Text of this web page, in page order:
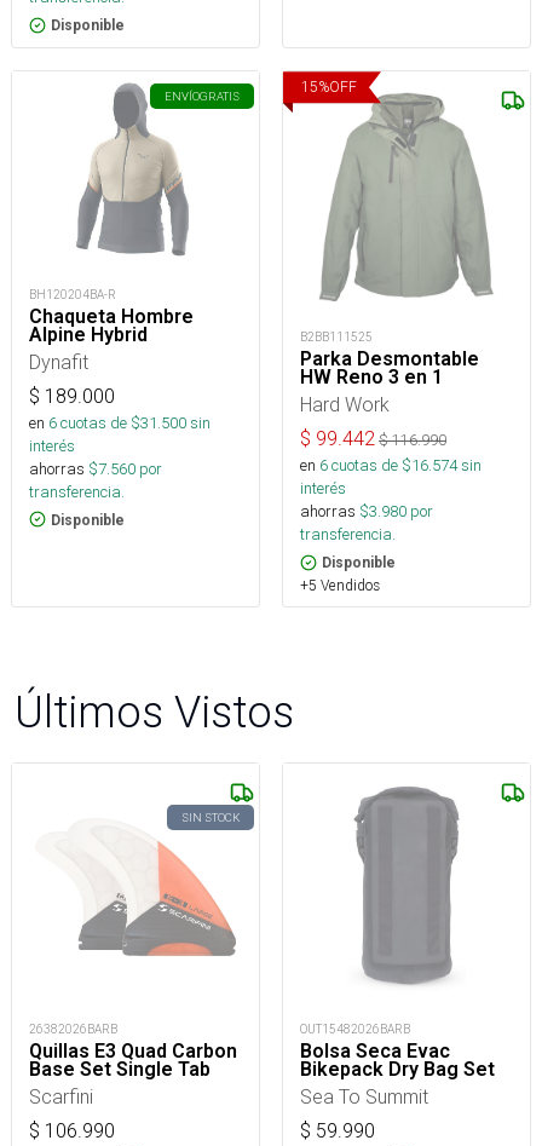
Disponible
ENVÍOGRATIS
BH120204BA-R
Chaqueta Hombre
Alpine Hybrid
Dynafit
$ 189.000
en 6cuotas de $31.500sin
interés
ahorras $7.560 por
transferencia.
Disponible
15%OFF
B2BB111525
Parka Desmontable
HW Reno 3 en 1
Hard Work
$ 99.442 $116.990
en 6cuotas de $16.574sin
interés
ahorras $3.980 por
transferencia.
Disponible
+5 Vendidos
Últimos Vistos
SIN STOCK
26382026BARB
Quillas E3 Quad Carbon
Base Set Single Tab
Scarfini
$ 106.990
OUT15482026BARB
Bolsa Seca Evac
Bikepack Dry Bag Set
Sea To Summit
$ 59.990